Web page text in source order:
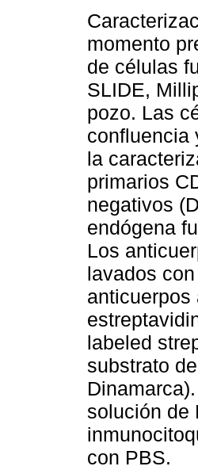
momento
de células
SLIDE,
pozo. Las
confluencia
la
primarios
negativos
endógena
Los
lavados
anticuerpos
labeled
substrato
solución de
con PBS.